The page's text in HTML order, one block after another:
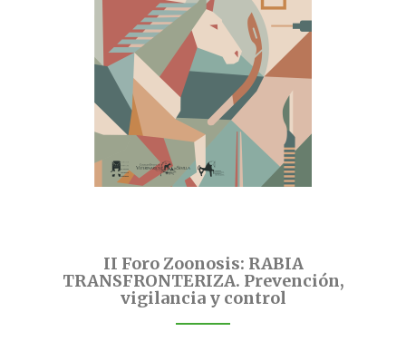
II Foro Zoonosis: RABIA
TRANSFRONTERIZA. Prevención,
vigilancia y control